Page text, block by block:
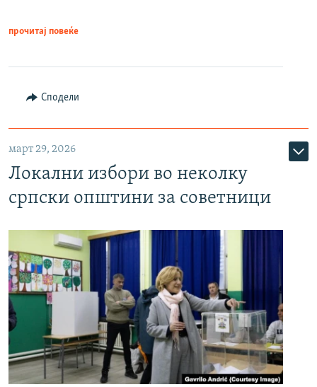
прочитај повеќе
Сподели
март 29, 2026
Локални избори во неколку
српски општини за советници